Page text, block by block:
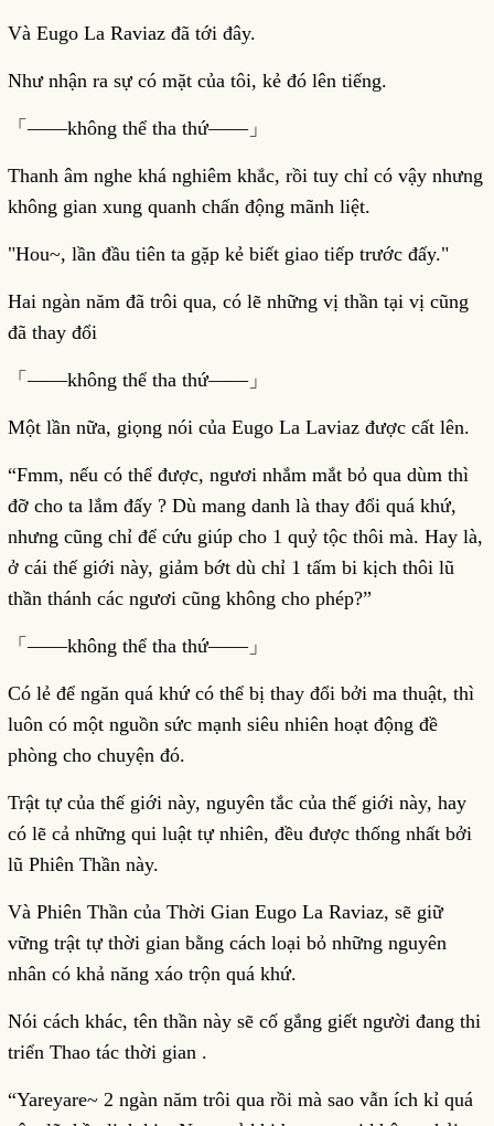
Và Eugo La Raviaz đã tới đây.
Như nhận ra sự có mặt của tôi, kẻ đó lên tiếng.
「――không thể tha thứ――」
Thanh âm nghe khá nghiêm khắc, rồi tuy chỉ có vậy nhưng
không gian xung quanh chấn động mãnh liệt.
"Hou~, lần đầu tiên ta gặp kẻ biết giao tiếp trước đấy."
Hai ngàn năm đã trôi qua, có lẽ những vị thần tại vị cũng
đã thay đổi
「――không thể tha thứ――」
Một lần nữa, giọng nói của Eugo La Laviaz được cất lên.
“Fmm, nếu có thể được, ngươi nhắm mắt bỏ qua dùm thì
đỡ cho ta lắm đấy ? Dù mang danh là thay đổi quá khứ,
nhưng cũng chỉ để cứu giúp cho 1 quỷ tộc thôi mà. Hay là,
ở cái thế giới này, giảm bớt dù chỉ 1 tấm bi kịch thôi lũ
thần thánh các ngươi cũng không cho phép?”
「――không thể tha thứ――」
Có lẻ để ngăn quá khứ có thể bị thay đổi bởi ma thuật, thì
luôn có một nguồn sức mạnh siêu nhiên hoạt động đề
phòng cho chuyện đó.
Trật tự của thế giới này, nguyên tắc của thế giới này, hay
có lẽ cả những qui luật tự nhiên, đều được thống nhất bởi
lũ Phiên Thần này.
Và Phiên Thần của Thời Gian Eugo La Raviaz, sẽ giữ
vững trật tự thời gian bằng cách loại bỏ những nguyên
nhân có khả năng xáo trộn quá khứ.
Nói cách khác, tên thần này sẽ cố gắng giết người đang thi
triển Thao tác thời gian .
“Yareyare~ 2 ngàn năm trôi qua rồi mà sao vẫn ích kỉ quá